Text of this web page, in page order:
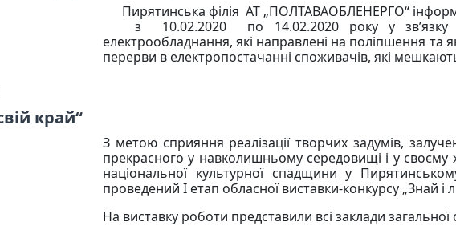
Пирятинська філія АТ „ПОЛТАВАОБЛЕНЕРГО“
з 10.02.2020 по 14.02.2020 року у зв’язку
електрообладнання, які направлені на поліпшення та
перерви в електропостачанні споживачів, які
край“
З метою сприяння реалізації творчих задумів,
прекрасного у навколишньому середовищі і у своєму
національної культурної спадщини у
проведений І етап обласної виставки-конкурсу „Знай і
На виставку роботи представили всі заклади